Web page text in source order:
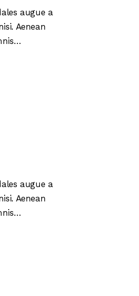
augue a
Aenean
augue a
Aenean